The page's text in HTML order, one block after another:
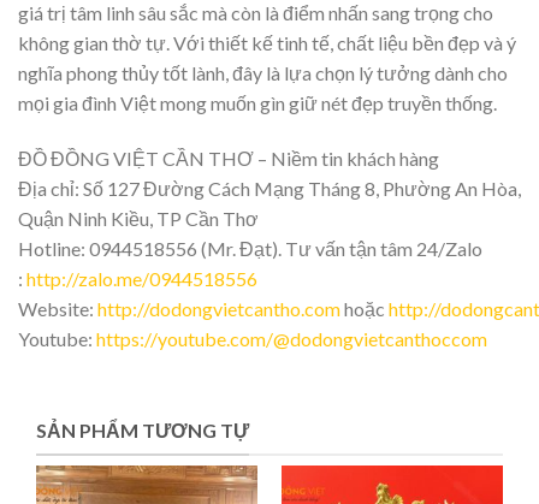
giá trị tâm linh sâu sắc mà còn là điểm nhấn sang trọng cho
không gian thờ tự. Với thiết kế tinh tế, chất liệu bền đẹp và ý
nghĩa phong thủy tốt lành, đây là lựa chọn lý tưởng dành cho
mọi gia đình Việt mong muốn gìn giữ nét đẹp truyền thống.
ĐỒ ĐỒNG VIỆT CẦN THƠ – Niềm tin khách hàng
Địa chỉ: Số 127 Đường Cách Mạng Tháng 8, Phường An Hòa,
Quận Ninh Kiều, TP Cần Thơ
Hotline: 0944518556 (Mr. Đạt). Tư vấn tận tâm 24/Zalo
: http://zalo.me/0944518556
Website: http://dodongvietcantho.comhoặc http://
Youtube: https://youtube.com/@dodongvietcanthoccom
SẢN PHẨM TƯƠNG TỰ